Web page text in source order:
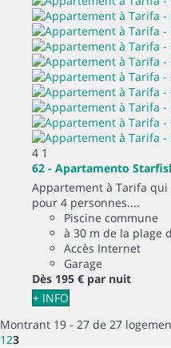
4 1
62 - Apartamento
Appartement à Tarifa qui
pour 4 personnes....
Piscine commune
à 30 m de la plage
Accès Internet
Garage
Dès 195 € par nuit
+ INFO
Montrant 19 - 27 de 27
1 23